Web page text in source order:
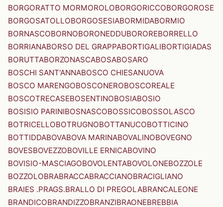
BORGORATTO MORMOROLOBORGORICCOBORGOROSE
BORGOSATOLLOBORGOSESIABORMIDABORMIO
BORNASCOBORNOBORONEDDUBOROREBORRELLO
BORRIANABORSO DEL GRAPPABORTIGALIBORTIGIADAS
BORUTTABORZONASCABOSABOSARO
BOSCHI SANT'ANNABOSCO CHIESANUOVA
BOSCO MARENGOBOSCONEROBOSCOREALE
BOSCOTRECASEBOSENTINOBOSIABOSIO
BOSISIO PARINIBOSNASCOBOSSICOBOSSOLASCO
BOTRICELLOBOTRUGNOBOTTANUCOBOTTICINO
BOTTIDDABOVABOVA MARINABOVALINOBOVEGNO
BOVESBOVEZZOBOVILLE ERNICABOVINO
BOVISIO-MASCIAGOBOVOLENTABOVOLONEBOZZOLE
BOZZOLOBRABRACCABRACCIANOBRACIGLIANO
BRAIES .PRAGS.BRALLO DI PREGOLABRANCALEONE
BRANDICOBRANDIZZOBRANZIBRAONEBREBBIA